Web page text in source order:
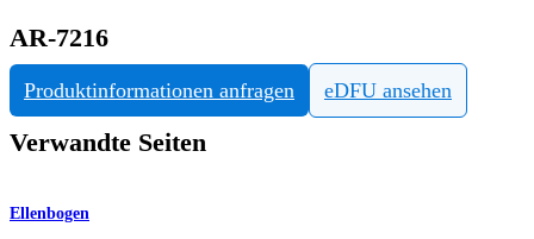
AR-7216
Produktinformationen anfragen eDFU ansehen
Verwandte Seiten
Ellenbogen